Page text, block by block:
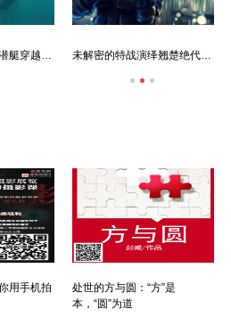
残阳帝国：如果核潜艇穿越了会发生什么？ 未解密的特战演绎翘楚绝代华彩
用手机拍
处世的方与圆：“方”是
本，“圆”为道